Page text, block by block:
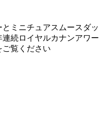
ミニチュアスムースダッ
続ロイヤルカナンアワー
ご覧ください